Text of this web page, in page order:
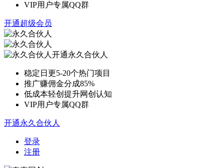
VIP用户专属QQ群
开通超级会员
开通永久合伙人
稳定日更5-20个热门项目
推广赚佣金分成85%
低成本轻创提升网创认知
VIP用户专属QQ群
开通永久合伙人
登录
注册